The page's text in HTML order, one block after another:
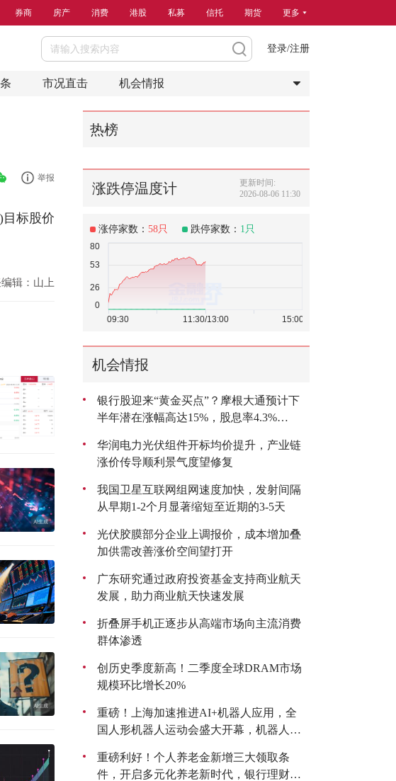
券商 房产 消费 港股 私募 信托 期货 更多
登录/注册
市况直击 机会情报
举报
目标股价
辑：山上
热榜
涨跌停温度计
更新时间:
2026-08-06 11:30
涨停家数： 58只 跌停家数： 1只
机会情报
银行股迎来“黄金买点”？摩根大通预计下
半年潜在涨幅高达15%，股息率4.3%
华润电力光伏组件开标均价提升，产业链
涨价传导顺利景气度望修复
我国卫星互联网组网速度加快，发射间隔
从早期1-2个月显著缩短至近期的3-5天
光伏胶膜部分企业上调报价，成本增加叠
加供需改善涨价空间望打开
广东研究通过政府投资基金支持商业航天
发展，助力商业航天快速发展
折叠屏手机正逐步从高端市场向主流消费
群体渗透
创历史季度新高！二季度全球DRAM市场
规模环比增长20%
重磅！上海加速推进AI+机器人应用，全
国人形机器人运动会盛大开幕，机器人板
重磅利好！个人养老金新增三大领取条
件，开启多元化养老新时代，银行理财产